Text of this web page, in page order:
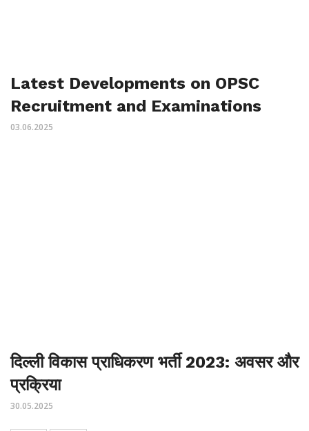
Latest Developments on OPSC
Recruitment and Examinations
03.06.2025
दिल्ली विकास प्राधिकरण भर्ती 2023: अवसर और
प्रक्रिया
30.05.2025